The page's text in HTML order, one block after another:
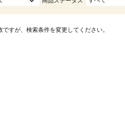
すが、検索条件を変更してください。